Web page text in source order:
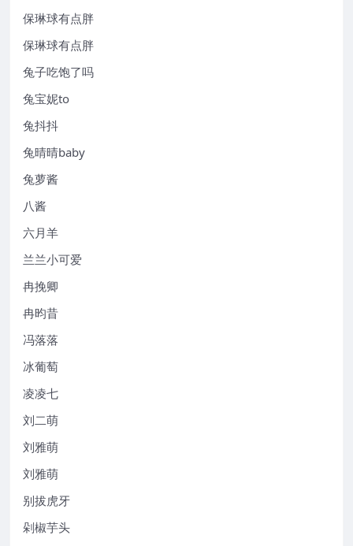
保琳球有点胖
保琳球有点胖
兔子吃饱了吗
兔宝妮to
兔抖抖
兔晴晴baby
兔萝酱
八酱
六月羊
兰兰小可爱
冉挽卿
冉昀昔
冯落落
冰葡萄
凌凌七
刘二萌
刘雅萌
刘雅萌
别拔虎牙
剁椒芋头